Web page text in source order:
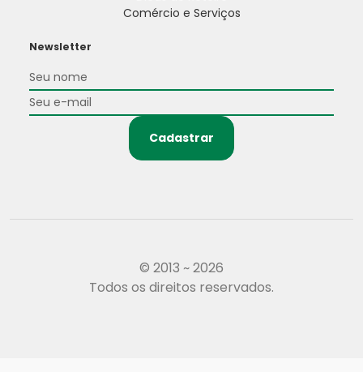
Comércio e Serviços
Newsletter
Cadastrar
© 2013 ~ 2026
Todos os direitos reservados.